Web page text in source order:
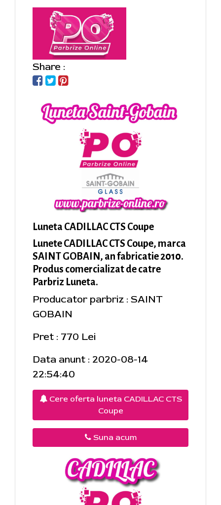
Share :
Luneta CADILLAC CTS Coupe
Lunete CADILLAC CTS Coupe, marca
SAINT GOBAIN, an fabricatie 2010.
Produs comercializat de catre
Parbriz Luneta.
Producator parbriz : SAINT
GOBAIN
Pret : 770 Lei
Data anunt : 2020-08-14
22:54:40
Cere oferta luneta CADILLAC CTS
Coupe
Suna acum